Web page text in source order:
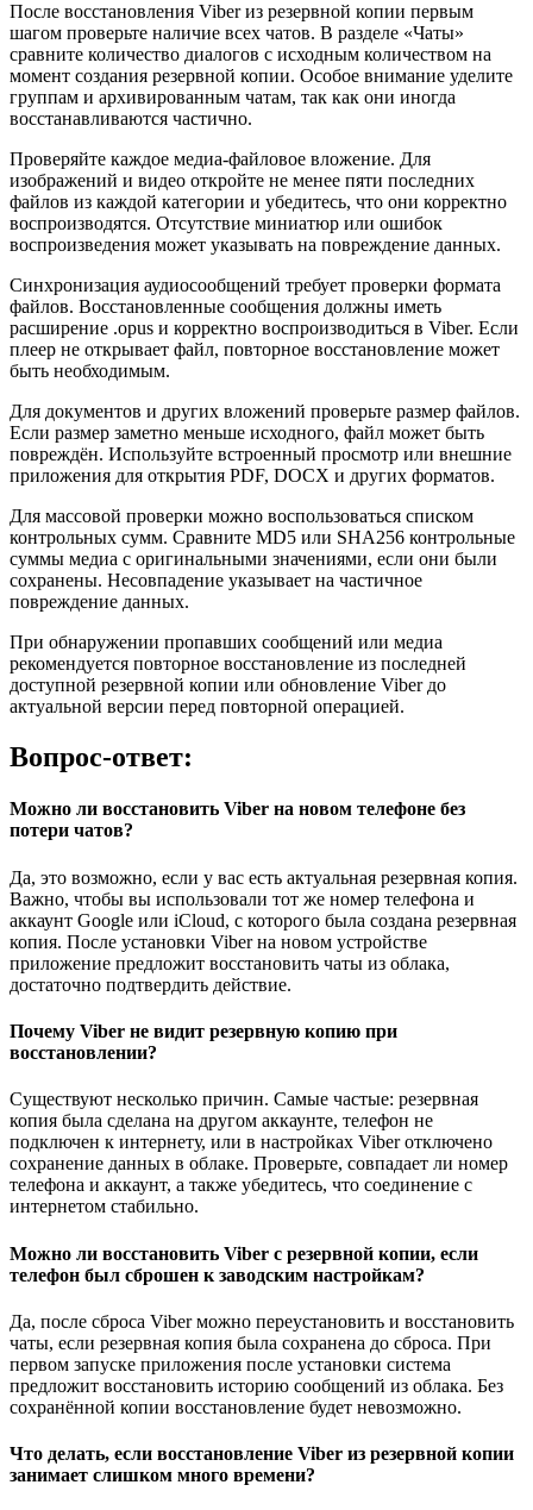
После восстановления Viber из резервной копии первым
шагом проверьте наличие всех чатов. В разделе «Чаты»
сравните количество диалогов с исходным количеством на
момент создания резервной копии. Особое внимание уделите
группам и архивированным чатам, так как они иногда
восстанавливаются частично.
Проверяйте каждое медиа-файловое вложение. Для
изображений и видео откройте не менее пяти последних
файлов из каждой категории и убедитесь, что они корректно
воспроизводятся. Отсутствие миниатюр или ошибок
воспроизведения может указывать на повреждение данных.
Синхронизация аудиосообщений требует проверки формата
файлов. Восстановленные сообщения должны иметь
расширение .opus и корректно воспроизводиться в Viber. Если
плеер не открывает файл, повторное восстановление может
быть необходимым.
Для документов и других вложений проверьте размер файлов.
Если размер заметно меньше исходного, файл может быть
повреждён. Используйте встроенный просмотр или внешние
приложения для открытия PDF, DOCX и других форматов.
Для массовой проверки можно воспользоваться списком
контрольных сумм. Сравните MD5 или SHA256 контрольные
суммы медиа с оригинальными значениями, если они были
сохранены. Несовпадение указывает на частичное
повреждение данных.
При обнаружении пропавших сообщений или медиа
рекомендуется повторное восстановление из последней
доступной резервной копии или обновление Viber до
актуальной версии перед повторной операцией.
Вопрос-ответ:
Можно ли восстановить Viber на новом телефоне без
потери чатов?
Да, это возможно, если у вас есть актуальная резервная копия.
Важно, чтобы вы использовали тот же номер телефона и
аккаунт Google или iCloud, с которого была создана резервная
копия. После установки Viber на новом устройстве
приложение предложит восстановить чаты из облака,
достаточно подтвердить действие.
Почему Viber не видит резервную копию при
восстановлении?
Существуют несколько причин. Самые частые: резервная
копия была сделана на другом аккаунте, телефон не
подключен к интернету, или в настройках Viber отключено
сохранение данных в облаке. Проверьте, совпадает ли номер
телефона и аккаунт, а также убедитесь, что соединение с
интернетом стабильно.
Можно ли восстановить Viber с резервной копии, если
телефон был сброшен к заводским настройкам?
Да, после сброса Viber можно переустановить и восстановить
чаты, если резервная копия была сохранена до сброса. При
первом запуске приложения после установки система
предложит восстановить историю сообщений из облака. Без
сохранённой копии восстановление будет невозможно.
Что делать, если восстановление Viber из резервной копии
занимает слишком много времени?